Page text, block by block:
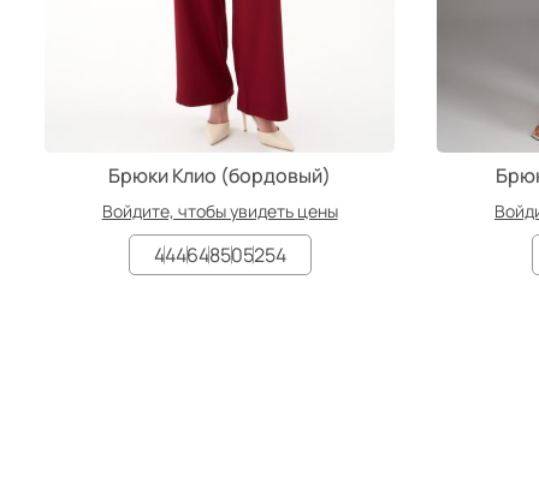
Брюки Клио (бордовый)
Войдите, чтобы увидеть цены
444648505254